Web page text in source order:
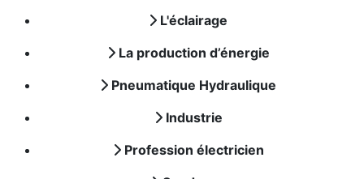
L'éclairage
La production d’énergie
Pneumatique Hydraulique
Industrie
Profession électricien